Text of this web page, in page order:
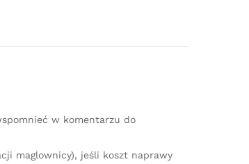
w komentarzu do
maglownicy), jeśli koszt naprawy